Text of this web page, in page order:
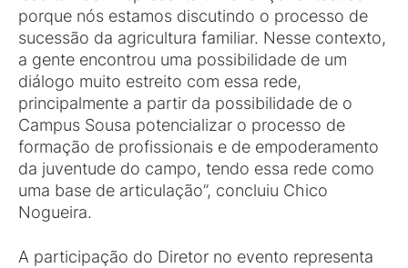
porque nós estamos discutindo o processo de
sucessão da agricultura familiar. Nesse contexto,
a gente encontrou uma possibilidade de um
diálogo muito estreito com essa rede,
principalmente a partir da possibilidade de o
Campus Sousa potencializar o processo de
formação de profissionais e de empoderamento
da juventude do campo, tendo essa rede como
uma base de articulação”, concluiu Chico
Nogueira.
A participação do Diretor no evento representa